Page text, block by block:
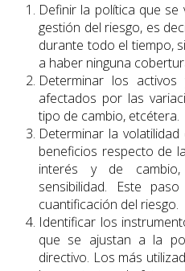
Definir la política que
gestión del riesgo, es
durante todo el tiempo,
a haber ninguna
Determinar los
afectados por las
tipo de cambio, etcétera.
Determinar la
beneficios respecto de
interés y de
sensibilidad. Este
cuantificación del riesgo.
Identificar los
que se ajustan a la
directivo. Los más